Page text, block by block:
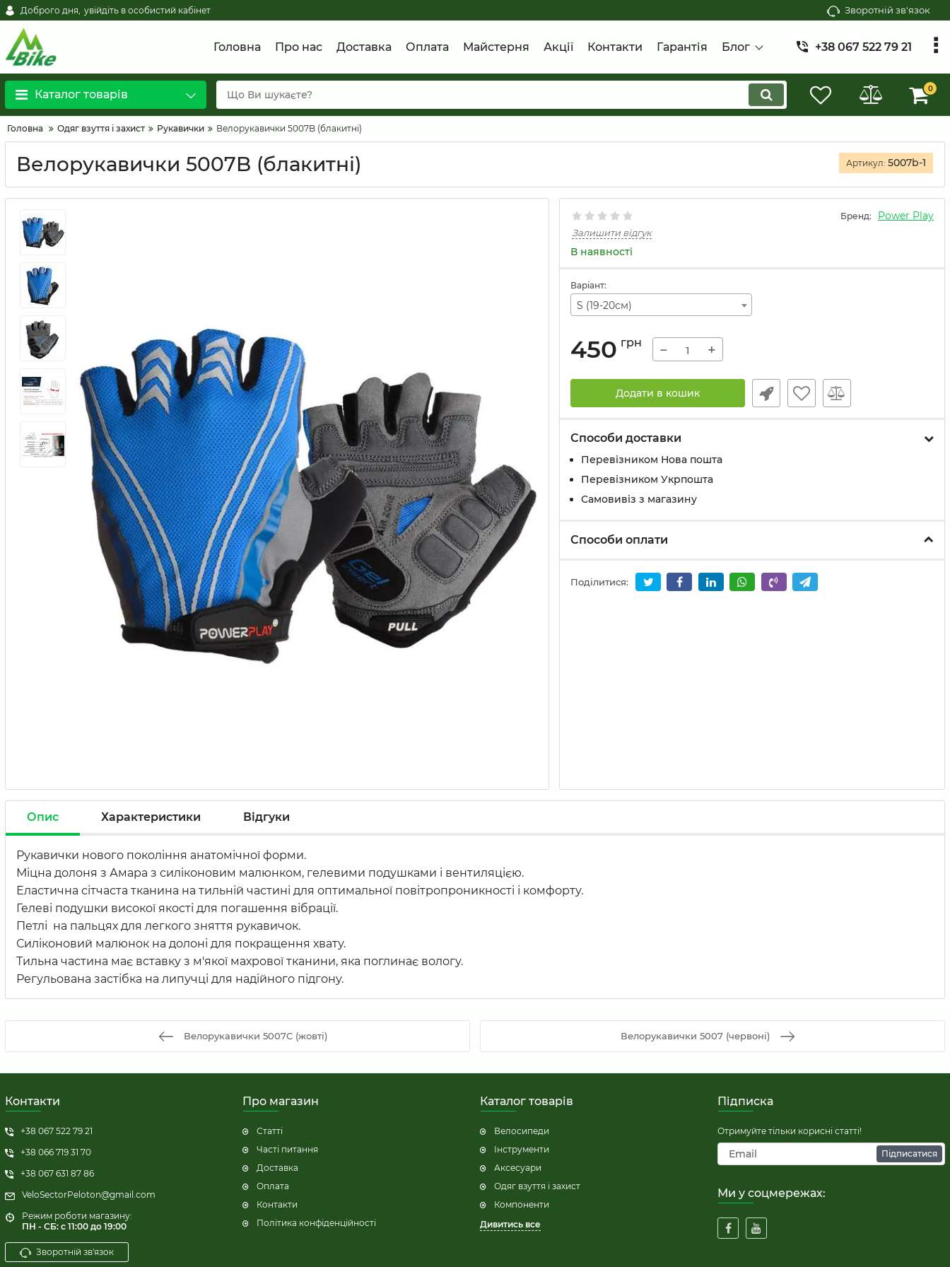
Доброго дня, увійдіть в особистий кабінет Зворотній зв'язок
Головна Про нас Доставка Оплата Майстерня Акції Контакти Гарантія Блог +38 067 522 79 21
Каталог товарів 0
Головна Одяг взуття і захист Рукавички Велорукавички 5007B (блакитні)
Велорукавички 5007B (блакитні) Артикул: 5007b-1
Бренд: Power Play
Залишити відгук
В наявності
Варіант:
S (19-20см)
450 грн − +
Додати в кошик
Способи доставки
Перевізником Нова пошта
Перевізником Укрпошта
Самовивіз з магазину
Способи оплати
Поділитися:
Опис Характеристики Відгуки
Рукавички нового покоління анатомічної форми.
Міцна долоня з Амара з силіконовим малюнком, гелевими подушками і вентиляцією.
Еластична сітчаста тканина на тильній частині для оптимальної повітропроникності і комфорту.
Гелеві подушки високої якості для погашення вібрації.
Петлі на пальцях для легкого зняття рукавичок.
Силіконовий малюнок на долоні для покращення хвату.
Тильна частина має вставку з м'якої махрової тканини, яка поглинає вологу.
Регульована застібка на липучці для надійного підгону.
Велорукавички 5007C (жовті) Велорукавички 5007 (червоні)
Контакти
+38 067 522 79 21
+38 066 719 31 70
+38 067 631 87 86
VeloSectorPeloton@gmail.com
Режим роботи магазину:
ПН - СБ: с 11:00 до 19:00
Зворотній зв'язок
Про магазин
Статті
Часті питання
Доставка
Оплата
Контакти
Політика конфіденційності
Каталог товарів
Велосипеди
Інструменти
Аксесуари
Одяг взуття і захист
Компоненти
Дивитись все
Підписка
Отримуйте тільки корисні статті!
Підписатися
Ми у соцмережах: